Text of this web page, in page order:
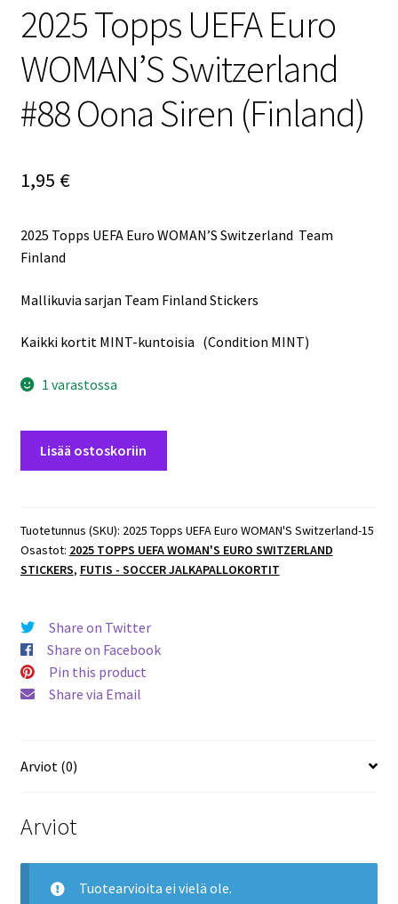
2025 Topps UEFA Euro
WOMAN’S Switzerland
#88 Oona Siren (Finland)
1,95 €
2025 Topps UEFA Euro WOMAN’S Switzerland Team
Finland
Mallikuvia sarjan Team Finland Stickers
Kaikki kortit MINT-kuntoisia (Condition MINT)
1 varastossa
WOMAN'S
Switzerland
#88
Siren
(Finland)
määrä
Lisää ostoskoriin
Tuotetunnus (SKU): 2025 Topps UEFA Euro WOMAN'S Switzerland-15
Osastot: 2025 TOPPS UEFA WOMAN'S EURO SWITZERLAND
STICKERS, FUTIS - SOCCER JALKAPALLOKORTIT
Share on Twitter
Share on Facebook
Pin this product
Share via Email
Arviot (0)
Arviot
Tuotearvioita ei vielä ole.